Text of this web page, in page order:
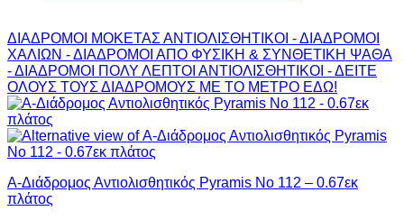
ΔΙΑΔΡΟΜΟΙ ΜΟΚΕΤΑΣ ΑΝΤΙΟΛΙΣΘΗΤΙΚΟΙ - ΔΙΑΔΡΟΜΟΙ
ΧΑΛΙΩΝ - ΔΙΑΔΡΟΜΟΙ ΑΠΟ ΦΥΣΙΚΗ & ΣΥΝΘΕΤΙΚΗ ΨΑΘΑ
- ΔΙΑΔΡΟΜΟΙ ΠΟΛΥ ΛΕΠΤΟΙ ΑΝΤΙΟΛΙΣΘΗΤΙΚΟΙ - ΔΕΙΤΕ
ΟΛΟΥΣ ΤΟΥΣ ΔΙΑΔΡΟΜΟΥΣ ΜΕ ΤΟ ΜΕΤΡΟ ΕΔΩ!
Α-Διάδρομος Αντιολισθητικός Pyramis No 112 – 0.67εκ
πλάτος